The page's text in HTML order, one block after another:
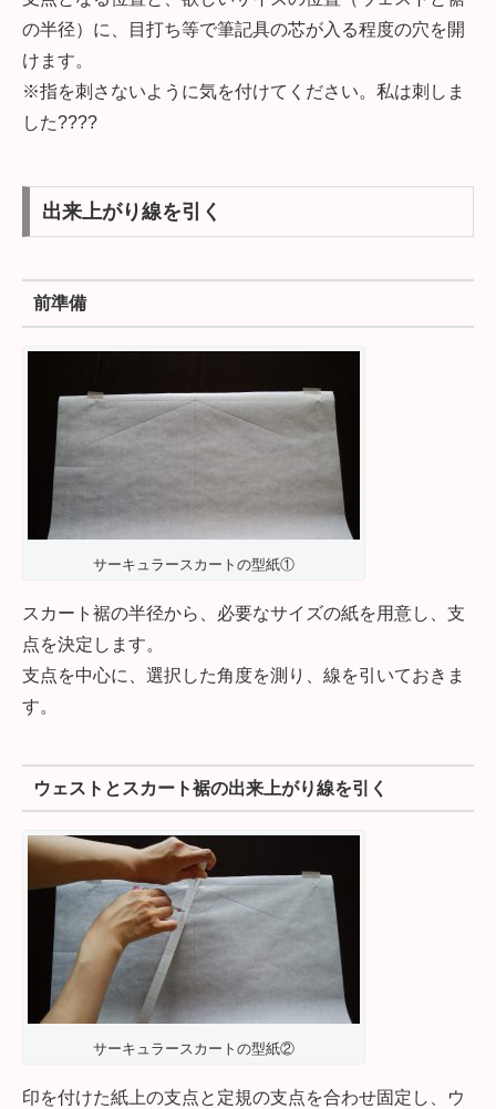
の半径）に、目打ち等で筆記具の芯が入る程度の穴を開
けます。
※指を刺さないように気を付けてください。私は刺しま
した????
出来上がり線を引く
前準備
サーキュラースカートの型紙①
スカート裾の半径から、必要なサイズの紙を用意し、支
点を決定します。
支点を中心に、選択した角度を測り、線を引いておきま
す。
ウェストとスカート裾の出来上がり線を引く
サーキュラースカートの型紙②
印を付けた紙上の支点と定規の支点を合わせ固定し、ウ